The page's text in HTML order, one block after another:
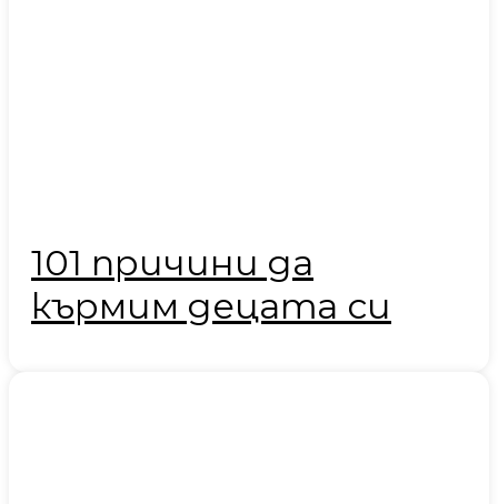
101 причини да
кърмим децата си